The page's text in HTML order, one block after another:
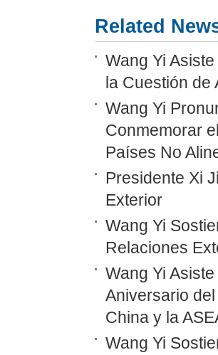
Related
Wang Yi
la Cuestión de
Wang Yi
Conmemorar
Países No
Presidente Xi
Exterior
Wang Yi
Relaciones
Wang Yi
Aniversario
China y la
Wang Yi